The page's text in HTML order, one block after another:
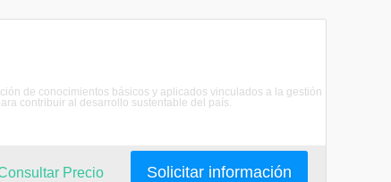
de conocimientos básicos y aplicados vinculados a la gestión
contribuir al desarrollo sustentable del país.
Solicitar información
Precio